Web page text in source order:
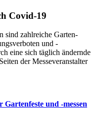
Covid-19
sind zahlreiche Garten-
und -
eine sich täglich ändernde
der Messeveranstalter
und -messen